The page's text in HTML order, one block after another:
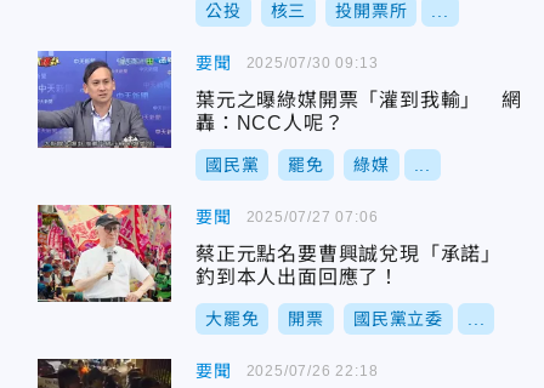
公投 核三 投開票所
要聞
葉元之曝綠媒開票「灌到我輸」 網
轟：NCC人呢？
國民黨 罷免 綠媒
2025/07/30 09:13
要聞
蔡正元點名要曹興誠兌現「承諾」
釣到本人出面回應了！
大罷免 開票 國民黨立委
2025/07/27 07:06
要聞 2025/07/26 22:18